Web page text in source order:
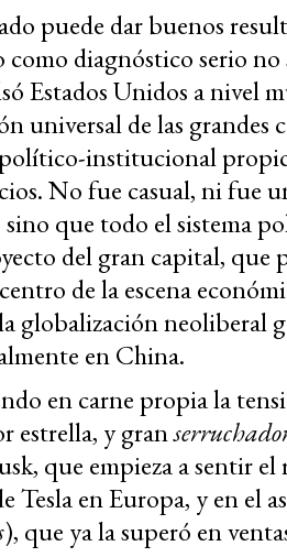
puede dar buenos
como diagnóstico serio
Estados Unidos a nivel
universal de las grandes
institucional
No fue casual, ni fue
sino que todo el sistema
del gran capital, que
de la escena
globalización neoliberal
en China.
en carne propia la
estrella, y gran
que empieza a sentir el
Tesla en Europa, y en el
), que ya la superó en